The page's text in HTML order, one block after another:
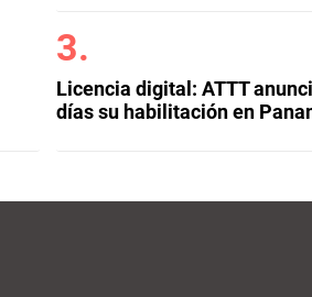
Licencia digital: ATTT
días su habilitación en